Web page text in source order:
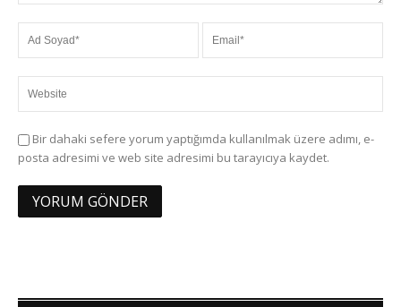
Bir dahaki sefere yorum yaptığımda kullanılmak üzere adımı, e-
posta adresimi ve web site adresimi bu tarayıcıya kaydet.